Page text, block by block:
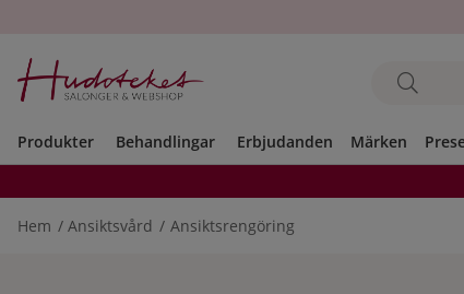
Produkter Behandlingar Erbjudanden Märken
Hem Ansiktsvård Ansiktsrengöring